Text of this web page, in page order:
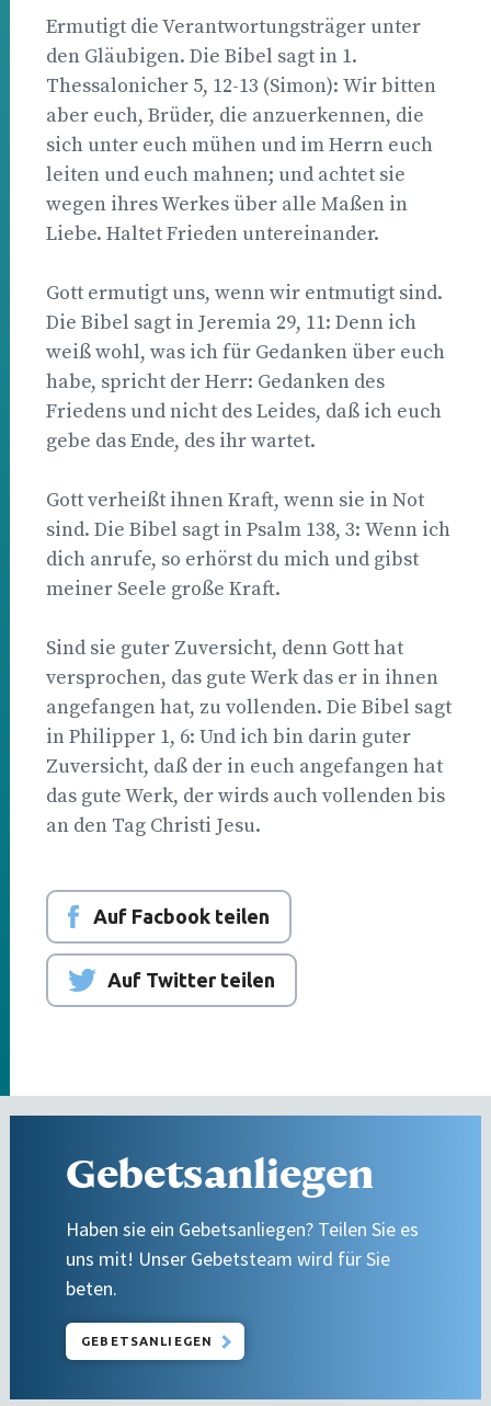
Ermutigt die Verantwortungsträger unter
den Gläubigen. Die Bibel sagt in 1.
Thessalonicher 5, 12-13 (Simon): Wir bitten
aber euch, Brüder, die anzuerkennen, die
sich unter euch mühen und im Herrn euch
leiten und euch mahnen; und achtet sie
wegen ihres Werkes über alle Maßen in
Liebe. Haltet Frieden untereinander.
Gott ermutigt uns, wenn wir entmutigt sind.
Die Bibel sagt in Jeremia 29, 11: Denn ich
weiß wohl, was ich für Gedanken über euch
habe, spricht der Herr: Gedanken des
Friedens und nicht des Leides, daß ich euch
gebe das Ende, des ihr wartet.
Gott verheißt ihnen Kraft, wenn sie in Not
sind. Die Bibel sagt in Psalm 138, 3: Wenn ich
dich anrufe, so erhörst du mich und gibst
meiner Seele große Kraft.
Sind sie guter Zuversicht, denn Gott hat
versprochen, das gute Werk das er in ihnen
angefangen hat, zu vollenden. Die Bibel sagt
in Philipper 1, 6: Und ich bin darin guter
Zuversicht, daß der in euch angefangen hat
das gute Werk, der wirds auch vollenden bis
an den Tag Christi Jesu.
Auf Facbook teilen
Auf Twitter teilen
Gebetsanliegen
Haben sie ein Gebetsanliegen? Teilen Sie es
uns mit! Unser Gebetsteam wird für Sie
beten.
GEBETSANLIEGEN